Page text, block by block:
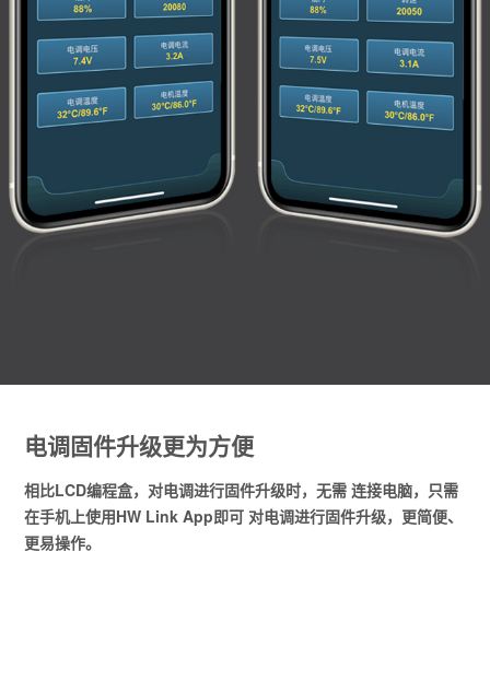
电调固件升级更为方便
相比LCD编程盒，对电调进行固件升级时，无需 连接电脑，只需
在手机上使用HW Link App即可 对电调进行固件升级，更简便、
更易操作。